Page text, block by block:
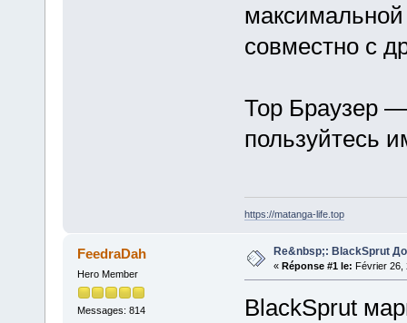
максимальной
совместно с
Тор Браузер
пользуйтесь
https://matanga-life.top
FeedraDah
Hero Member
Messages: 814
Re&nbsp;: BlackSprut
« Réponse #1 le: Février 26,
BlackSprut